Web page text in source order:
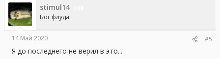
stimul14
Бог флуда
14 Май 2020 #5
Я до последнего не верил в это...